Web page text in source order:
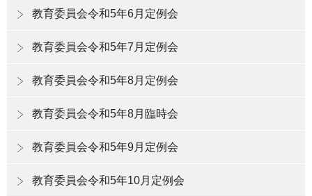
教育委員会令和5年6月定例会
教育委員会令和5年7月定例会
教育委員会令和5年8月定例会
教育委員会令和5年8月臨時会
教育委員会令和5年9月定例会
教育委員会令和5年10月定例会